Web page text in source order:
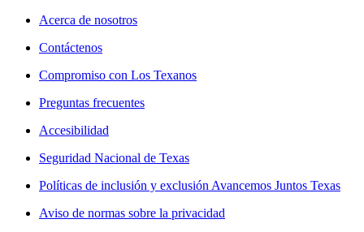
Acerca de nosotros
Contáctenos
Compromiso con Los Texanos
Preguntas frecuentes
Accesibilidad
Seguridad Nacional de Texas
Políticas de inclusión y exclusión Avancemos Juntos Texas
Aviso de normas sobre la privacidad